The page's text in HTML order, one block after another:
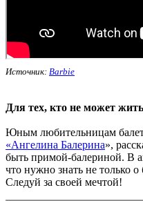
Источник: Barbie
Для тех, кто не может
Юным любительницам
«Ангелина Балерина»,
быть примой-балериной. В
что нужно знать не только
Следуй за своей мечтой!